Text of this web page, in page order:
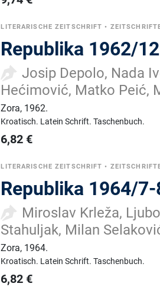
LITERARISCHE ZEITSCHRIFT •
Republika 1962/12
Josip Depolo, Nada
Hećimović, Matko Peić,
Zora, 1962.
Kroatisch. Latein Schrift.Taschenbuch.
6,82 €
LITERARISCHE ZEITSCHRIFT •
Republika 1964/7-
Miroslav Krleža,
Stahuljak, Milan
Zora, 1964.
Kroatisch. Latein Schrift.Taschenbuch.
6,82 €